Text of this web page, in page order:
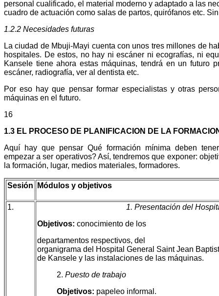
personal cualificado, el material moderno y adaptado a las
cuadro de actuación como salas de partos, quirófanos etc.
1.2.2 Necesidades futuras
La ciudad de Mbuji-Mayi cuenta con unos tres millones de
hospitales. De estos, no hay ni escáner ni ecografías, ni
Kansele tiene ahora estas máquinas, tendrá en un futuro
escáner, radiografía, ver al dentista etc.
Por eso hay que pensar formar especialistas y otras
máquinas en el futuro.
16
1.3 EL PROCESO DE PLANIFICACION DE LA
Aquí hay que pensar Qué formación mínima deben
empezar a ser operativos? Así, tendremos que exponer:
la formación, lugar, medios materiales, formadores.
Sesión Módulos y objetivos
1.
1. Presentación del
Objetivos: conocimiento de los
departamentos respectivos, del
organigrama del Hospital General Saint Jean
de Kansele y las instalaciones de las máquinas.
2. Puesto de trabajo
Objetivos: papeleo informal.